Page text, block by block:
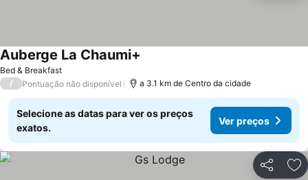
Bed & Breakfast
Auberge La Chaumi+
/ Pontuação não disponível a 3.1 km de Centro da cidade
Selecione as datas para ver os preços
exatos.
Ver preços
Partilhar